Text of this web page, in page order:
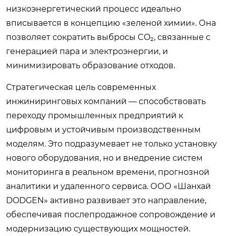
низкоэнергетический процесс идеально
вписывается в концепцию «зеленой химии». Она
позволяет сократить выбросы CO₂, связанные с
генерацией пара и электроэнергии, и
минимизировать образование отходов.
Стратегическая цель современных
инжиниринговых компаний — способствовать
переходу промышленных предприятий к
цифровым и устойчивым производственным
моделям. Это подразумевает не только установку
нового оборудования, но и внедрение систем
мониторинга в реальном времени, прогнозной
аналитики и удаленного сервиса. ООО «Шанхай
DODGEN» активно развивает это направление,
обеспечивая послепродажное сопровождение и
модернизацию существующих мощностей.